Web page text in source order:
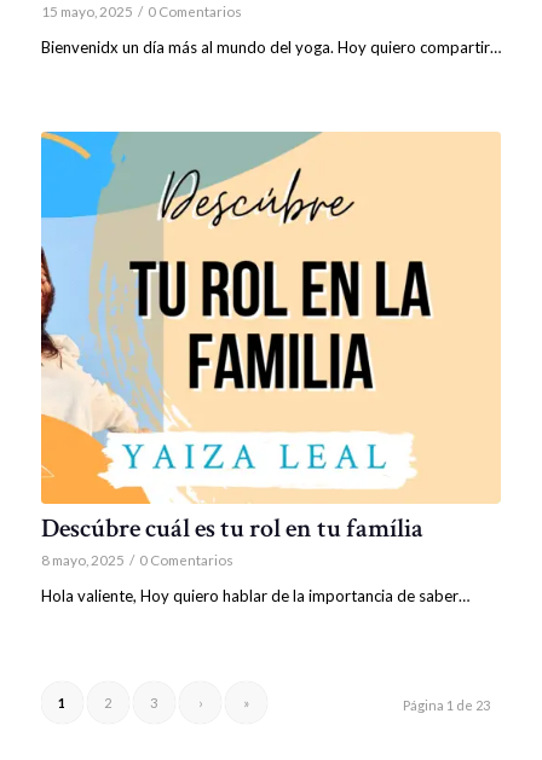
15 mayo, 2025 / 0 Comentarios
Bienvenidx un día más al mundo del yoga. Hoy quiero compartir…
Descúbre cuál es tu rol en tu família
8 mayo, 2025 / 0 Comentarios
Hola valiente, Hoy quiero hablar de la importancia de saber…
Página 1 de 23
1 2 3 › »